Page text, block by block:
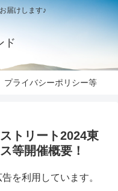
届けします♪
ド
プライバシーポリシー等
トリート2024東
等開催概要！
を利用しています。